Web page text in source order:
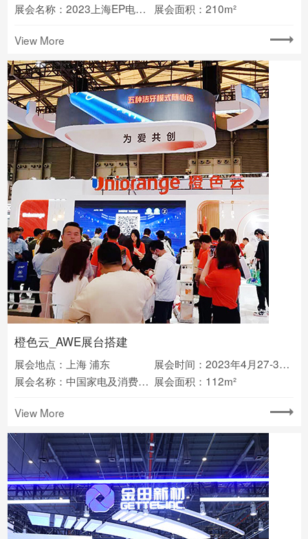
展会名称：2023上海EP电力展(2023EP)
展会面积：210m²
View More
橙色云_AWE展台搭建
展会地点：上海 浦东
展会时间：2023年4月27-30日
展会名称：中国家电及消费电子博览会(AWE) 展会面积：112m²
View More